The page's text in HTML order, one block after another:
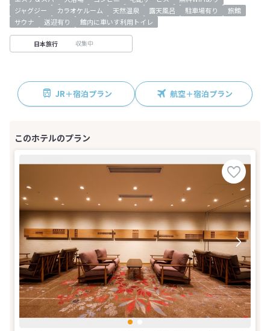
ジャグジー
カラオケルーム 天然温泉 露天風呂 駐車場有り
旅館
サウナ
送迎有り 館内に車いす利用トイレ
日本旅行 収集中
JR＋宿泊プラン 航空＋宿泊プラン